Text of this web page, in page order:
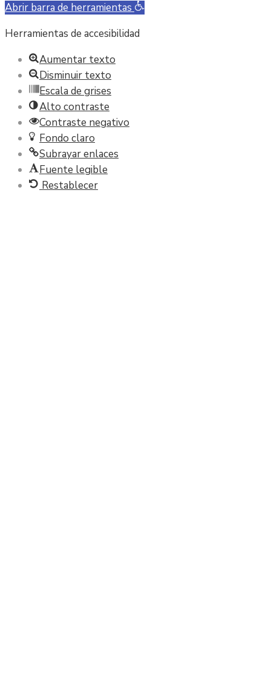
Abrir barra de herramientas
Herramientas de accesibilidad
Aumentar texto
Disminuir texto
Escala de grises
Alto contraste
Contraste negativo
Fondo claro
Subrayar enlaces
Fuente legible
Restablecer